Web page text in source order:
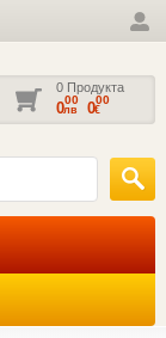
0 Продукта
000
лв 000
€